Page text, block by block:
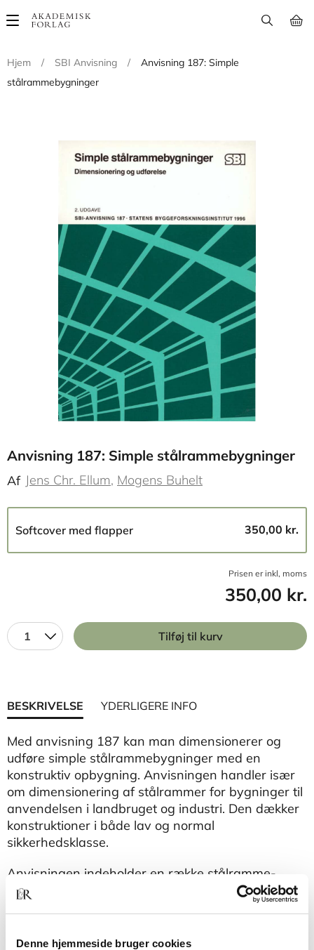
Denne hjemmeside bruger cookies
Main
Hjem
/ SBI Anvisning /
Anvisning 187: Simple
stålrammebygninger
Anvisning 187: Simple stålrammebygninger
Af Jens Chr. Ellum Mogens Buhelt
Softcover med flapper 350,00 kr.
Prisen er inkl, moms
350,00 kr.
1 Tilføj til kurv
BESKRIVELSE YDERLIGERE INFO
Med anvisning 187 kan man dimensionerer og
udføre simple stålrammebygninger med en
konstruktiv opbygning. Anvisningen handler især
om dimensionering af stålrammer for bygninger til
anvendelsen i landbruget og industri. Den dækker
konstruktioner i både lav og normal
sikkerhedsklasse.
Anvisningen indeholder en række stålramme-,
åse- og vindgittertabeller samt en række
bagest i pdf'en.